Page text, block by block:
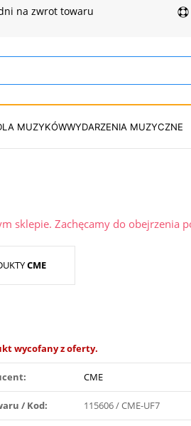
na zwrot towaru
MUZYKÓWWYDARZENIA MUZYCZNE
sklepie. Zachęcamy do
CME
wycofany z oferty.
CME
/ Kod: 115606 / CME-UF7